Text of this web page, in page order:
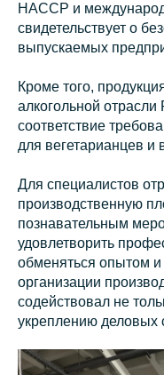
НАССР и
свидетельствует о
выпускаемых
Кроме того,
алкогольной
соответствие
для вегетарианцев и
Для специалистов
производственную
познавательным
удовлетворить
обменяться опытом
организации
содействовал не
укреплению деловых